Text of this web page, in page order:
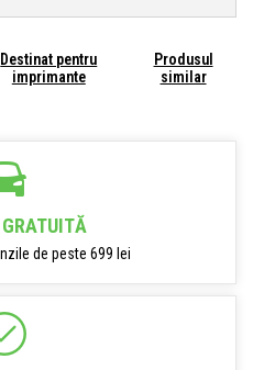
Destinat pentru
imprimante
Produsul
similar
de peste 699 lei